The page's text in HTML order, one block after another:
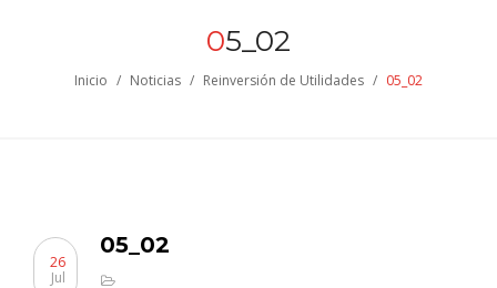
05_02
Inicio / Noticias / Reinversión de Utilidades / 05_02
05_02
26
Jul